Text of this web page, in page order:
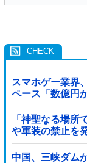
スマホゲー業界
ペース「数億円
「神聖なる場所
や軍装の禁止を
中国、三峡ダム